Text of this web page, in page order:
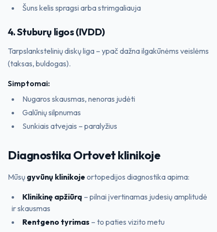
Šuns kelis spragsi arba strimgaliauja
4. Stuburų ligos (IVDD)
Tarpslankstelinių diskų liga – ypač dažna ilgakūnėms veislėms
(taksas, buldogas).
Simptomai:
Nugaros skausmas, nenoras judėti
Galūnių silpnumas
Sunkiais atvejais – paralyžius
Diagnostika Ortovet klinikoje
Mūsų gyvūnų klinikoje ortopedijos diagnostika apima:
Klinikinę apžiūrą – pilnai įvertinamas judesių amplitudė
ir skausmas
Rentgeno tyrimas – to paties vizito metu